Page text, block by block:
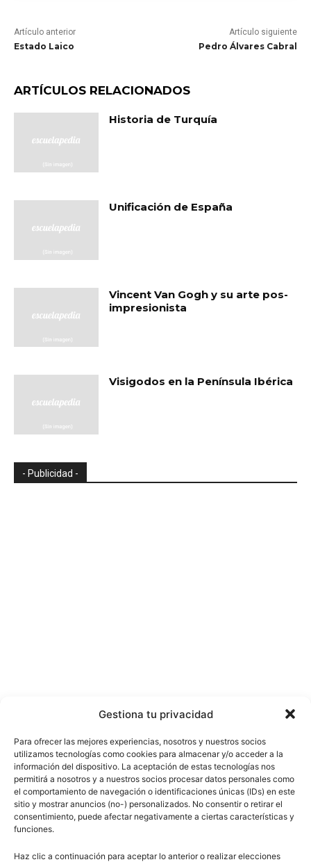
Gestiona tu privacidad
Para ofrecer las mejores experiencias, nosotros y nuestros socios
utilizamos tecnologías como cookies para almacenar y/o acceder a la
información del dispositivo. La aceptación de estas tecnologías nos
permitirá a nosotros y a nuestros socios procesar datos personales como
el comportamiento de navegación o identificaciones únicas (IDs) en este
sitio y mostrar anuncios (no-) personalizados. No consentir o retirar el
consentimiento, puede afectar negativamente a ciertas características y
funciones.
Haz clic a continuación para aceptar lo anterior o realizar elecciones
Artículo anterior
Estado Laico
Artículo siguiente
Pedro Álvares Cabral
ARTÍCULOS RELACIONADOS
Historia de Turquía
Unificación de España
Vincent Van Gogh y su arte pos-
impresionista
Visigodos en la Península Ibérica
- Publicidad -